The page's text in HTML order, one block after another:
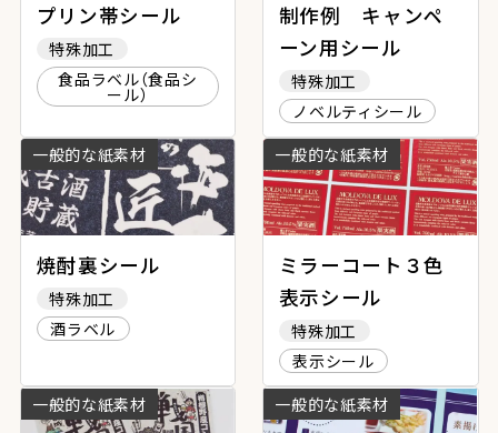
プリン帯シール
特殊加工
食品ラベル（食品シ
ール）
制作例 キャンペ
ーン用シール
特殊加工
ノベルティシール
一般的な紙素材
焼酎裏シール
特殊加工
酒ラベル
一般的な紙素材
ミラーコート３色
表示シール
特殊加工
表示シール
一般的な紙素材
一般的な紙素材